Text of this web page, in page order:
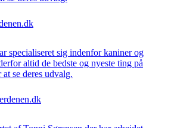
specialiseret sig indenfor kaniner og
altid de bedste og nyeste ting på
se deres udvalg.